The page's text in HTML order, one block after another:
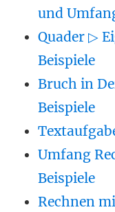
und
Quader ▷
Beispiele
Bruch in
Beispiele
Umfang
Beispiele
Rechnen